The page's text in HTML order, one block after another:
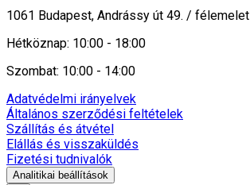
1061 Budapest, Andrássy út 49. / félemelet
Hétköznap: 10:00 - 18:00
Szombat: 10:00 - 14:00
Adatvédelmi irányelvek
Általános szerződési feltételek
Szállítás és átvétel
Elállás és visszaküldés
Fizetési tudnivalók
Analitikai beállítások